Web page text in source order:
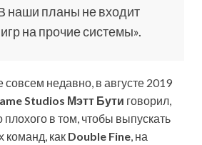
наши планы не входит
на прочие системы».
недавно, в августе 2019
Studios Мэтт Бути говорил,
плохого в том, чтобы выпускать
команд, как Double Fine, на